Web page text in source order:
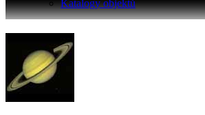
Katalogy objektů